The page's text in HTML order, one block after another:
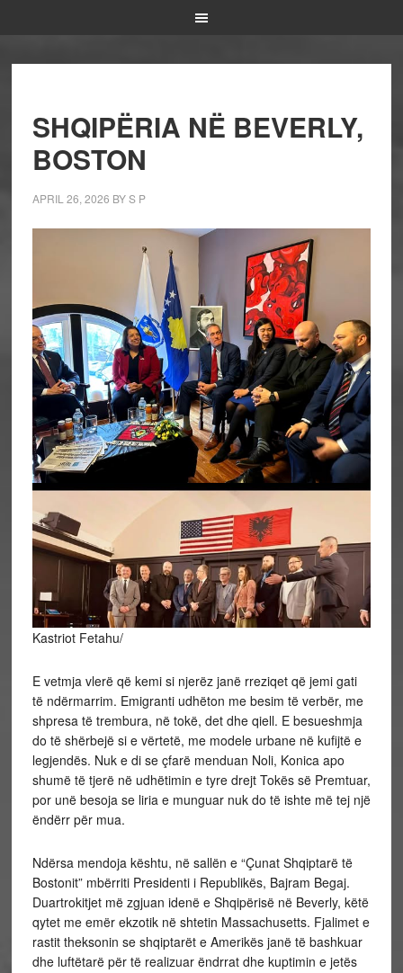
SHQIPËRIA NË BEVERLY,
BOSTON
APRIL 26, 2026 BYS P
Kastriot Fetahu/
E vetmja vlerë që kemi si njerëz janë rreziqet që jemi gati
të ndërmarrim. Emigranti udhëton me besim të verbër, me
shpresa të trembura, në tokë, det dhe qiell. E besueshmja
do të shërbejë si e vërtetë, me modele urbane në kufijtë e
legjendës. Nuk e di se çfarë menduan Noli, Konica apo
shumë të tjerë në udhëtimin e tyre drejt Tokës së Premtuar,
por unë besoja se liria e munguar nuk do të ishte më tej një
ëndërr për mua.
Ndërsa mendoja kështu, në sallën e “Çunat Shqiptarë të
Bostonit” mbërriti Presidenti i Republikës, Bajram Begaj.
Duartrokitjet më zgjuan idenë e Shqipërisë në Beverly, këtë
qytet me emër ekzotik në shtetin Massachusetts. Fjalimet e
rastit theksonin se shqiptarët e Amerikës janë të bashkuar
dhe luftëtarë për të realizuar ëndrrat dhe kuptimin e jetës